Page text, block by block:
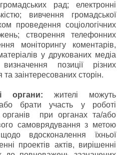
рад; електронні
вивчення громадської
проведення соціологічних
створення телефонних
моніторингу коментарів,
у друкованих медіа
позиції різних
заінтересованих сторін.
органи: жителі можуть
брати участь у роботі
органів при органах та/або
самоврядування з метою
вдосконалення їхньої
проектів актів, вирішенні